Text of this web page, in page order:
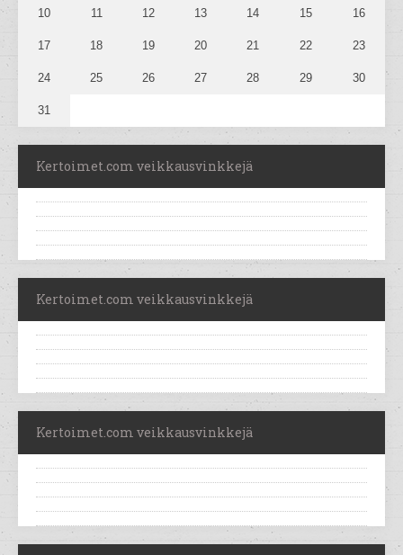
10 11 12 13 14 15 16
17 18 19 20 21 22 23
24 25 26 27 28 29 30
31
Kertoimet.com veikkausvinkkejä
Kertoimet.com veikkausvinkkejä
Kertoimet.com veikkausvinkkejä